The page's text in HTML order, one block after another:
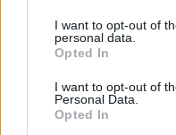
I want to opt-out of
personal data.
Opted In
I want to opt-out of
Personal Data.
Opted In
ΑΓΡΟΤΕΣ
Ο αφθώδης πυρετός
και η επιτήρηση πάει...
Νέα κρούσματα σε
κοντά στον Μόλυβο,
προσωρινή αποχώρηση
δημιουργεί σοβαρά